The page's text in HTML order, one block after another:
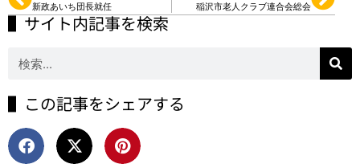
新政あいち団長就任 稲沢市老人クラブ連合会総会
▌サイト内記事を検索
▌この記事をシェアする